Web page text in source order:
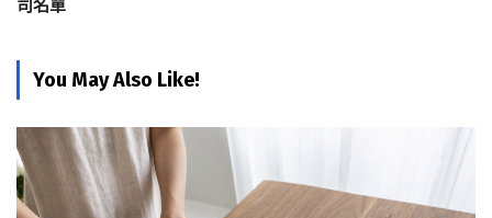
司名單
You May Also Like!